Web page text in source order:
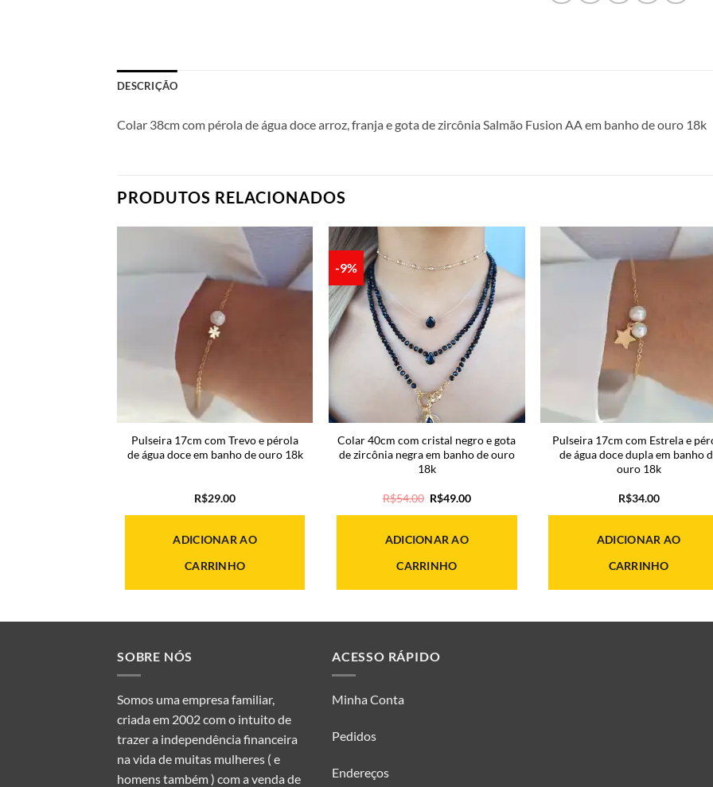
DESCRIÇÃO
Colar 38cm com pérola de água doce arroz, franja e gota de zircônia Salmão Fusion AA em banho de ouro 18k
PRODUTOS RELACIONADOS
Pulseira 17cm com Trevo e pérola
de água doce em banho de ouro 18k
R$29.00
ADICIONAR AO
CARRINHO
-9%
Colar 40cm com cristal negro e gota
de zircônia negra em banho de ouro
18k
R$54.00 O
original
R$54.00.
R$49.00O
atual
ADICIONAR AO
CARRINHO
Pulseira 17cm com Estrela e
de água doce dupla em banho
ouro 18k
R$34.00
ADICIONAR AO
CARRINHO
SOBRE NÓS
Somos uma empresa familiar,
criada em 2002 com o intuito de
trazer a independência financeira
na vida de muitas mulheres ( e
homens também ) com a venda de
ACESSO RÁPIDO
Minha Conta
Pedidos
Endereços